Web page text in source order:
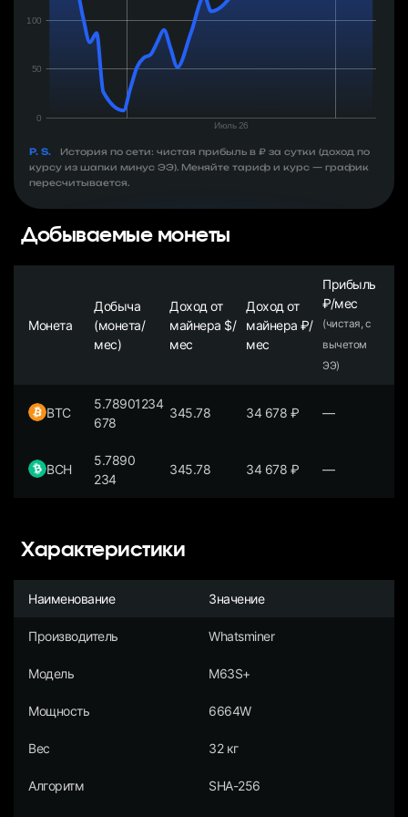
P. S.
История по сети: чистая прибыль в ₽ за сутки (доход по
курсу из шапки минус ЭЭ). Меняйте тариф и курс — график
пересчитывается.
Добываемые монеты
Монета
Добыча
(монета/
мес)
Доход от
майнера $/
мес
Доход от
майнера ₽/
мес
Прибыль
₽/мес
(чистая, с
вычетом
ЭЭ)
BTC
5.78901234
678
345.78 34 678 ₽ —
BCH
5.7890
234
345.78 34 678 ₽ —
Характеристики
Наименование Значение
Производитель Whatsminer
Модель M63S+
Мощность 6664W
Вес 32 кг
Алгоритм SHA-256